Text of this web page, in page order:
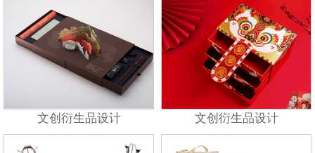
文创衍生品设计 文创衍生品设计